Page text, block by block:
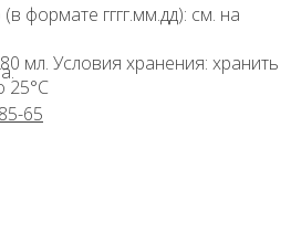
65
формате гггг.мм.дд): см. на
мл. Условия хранения: хранить
25°С